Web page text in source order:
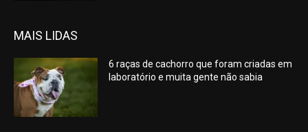
MAIS LIDAS
6 raças de cachorro que foram criadas em
laboratório e muita gente não sabia